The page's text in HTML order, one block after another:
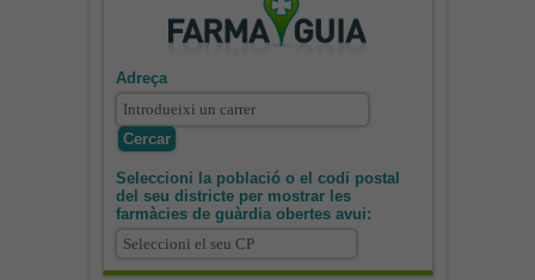
Adreça
Seleccioni la població o el codi postal
del seu districte per mostrar les
farmàcies de guàrdia obertes avui: